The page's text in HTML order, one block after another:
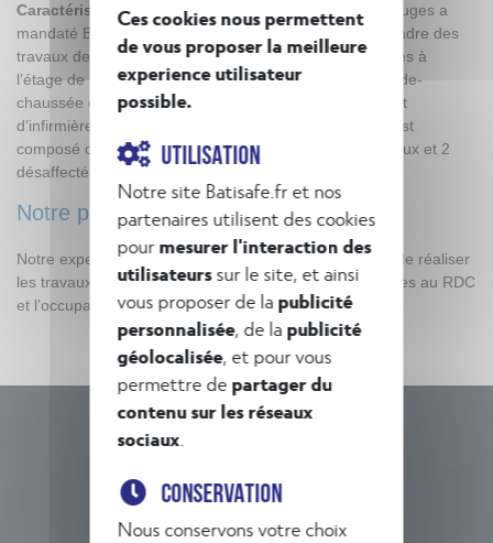
Caractéristiques :
La commune de Bellecombe-en-Bauges a
mandaté BATISAFE pour la maîtrise d’œuvre dans le cadre des
travaux de réhabilitation des deux logements désaffectés à
l’étage de la mairie. Le bâtiment est composé d’un rez-de-
chaussée occupé par les locaux de la mairie, un cabinet
d’infirmière libérale et des salles associatives. L’étage est
composé de 4 logements dont 2 occupés lors des travaux et 2
désaffectés faisant l’objet de la mission.
Notre plus-value :
Notre expertise d’intervention en site occupé a permis de réaliser
les travaux en conservant le fonctionnement des services au RDC
et l’occupation des 2 logements
Ces cookies nous permettent
de vous proposer la meilleure
experience utilisateur
possible.
UTILISATION
Notre site Batisafe.fr et nos
partenaires utilisent des cookies
pourmesurer l'interaction des
utilisateurssur le site, et ainsi
vous proposer de lapublicité
personnalisée, de lapublicité
géolocalisée, et pour vous
permettre de partager du
contenu sur les réseaux
sociaux
CONSERVATION
Nous conservons votre choix